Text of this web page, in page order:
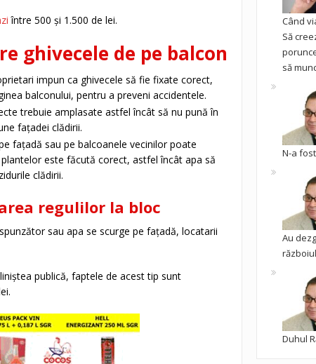
între 500 și 1.500 de lei.
ghivecele de pe balcon
impun ca ghivecele să fie fixate corect,
balconului, pentru a preveni accidentele.
trebuie amplasate astfel încât să nu pună în
fațadei clădirii.
fațadă sau pe balcoanele vecinilor poate
este făcută corect, astfel încât apa să
clădirii.
regulilor la bloc
sau apa se scurge pe fațadă, locatarii
publică, faptele de acest tip sunt
Când
Să
să
N-a
Au
Duhul